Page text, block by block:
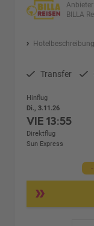
Anbieter:
BILLA
Transfer
Hinflug
Di., 3.11.26
VIE13:55
Direktflug
Sun Express